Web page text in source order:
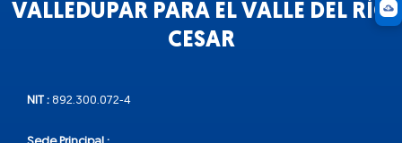
VALLEDUPAR PARA EL VALLE DEL RÍO
CESAR
NIT : 892.300.072-4